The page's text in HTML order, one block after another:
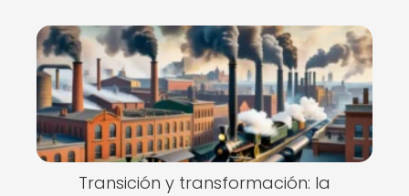
Transición y transformación: la